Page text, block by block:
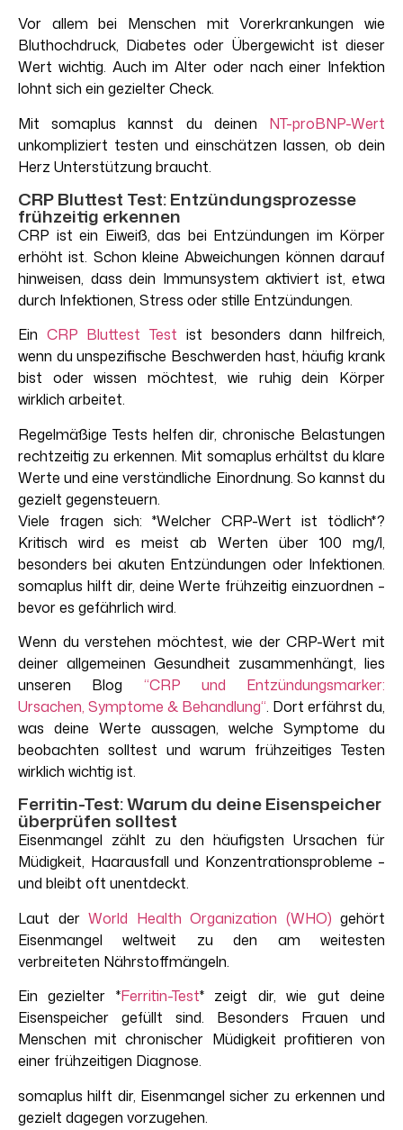
Vor allem bei Menschen mit Vorerkrankungen wie
Bluthochdruck, Diabetes oder Übergewicht ist dieser
Wert wichtig. Auch im Alter oder nach einer Infektion
lohnt sich ein gezielter Check.
Mit somaplus kannst du deinen NT-proBNP-Wert
unkompliziert testen und einschätzen lassen, ob dein
Herz Unterstützung braucht.
CRP Bluttest Test: Entzündungsprozesse
frühzeitig erkennen
CRP ist ein Eiweiß, das bei Entzündungen im Körper
erhöht ist. Schon kleine Abweichungen können darauf
hinweisen, dass dein Immunsystem aktiviert ist, etwa
durch Infektionen, Stress oder stille Entzündungen.
Ein CRP Bluttest Test ist besonders dann hilfreich,
wenn du unspezifische Beschwerden hast, häufig krank
bist oder wissen möchtest, wie ruhig dein Körper
wirklich arbeitet.
Regelmäßige Tests helfen dir, chronische Belastungen
rechtzeitig zu erkennen. Mit somaplus erhältst du klare
Werte und eine verständliche Einordnung. So kannst du
gezielt gegensteuern.
Viele fragen sich: *Welcher CRP-Wert ist tödlich*?
Kritisch wird es meist ab Werten über 100 mg/l,
besonders bei akuten Entzündungen oder Infektionen.
somaplus hilft dir, deine Werte frühzeitig einzuordnen –
bevor es gefährlich wird.
Wenn du verstehen möchtest,wie der CRP-Wertmit
deiner allgemeinen Gesundheit zusammenhängt, lies
unseren Blog “CRP und Entzündungsmarker:
Ursachen, Symptome & Behandlung“. Dort erfährst du,
was deine Werte aussagen, welche Symptome du
beobachten solltest und warum frühzeitiges Testen
wirklich wichtig ist.
Ferritin-Test: Warum du deine Eisenspeicher
überprüfen solltest
Eisenmangel zählt zu den häufigsten Ursachen für
Müdigkeit, Haarausfall und Konzentrationsprobleme –
und bleibt oft unentdeckt.
Laut der World Health Organization (WHO) gehört
Eisenmangel weltweit zu den am weitesten
verbreiteten Nährstoffmängeln.
Ein gezielter *Ferritin-Test* zeigt dir, wie gut deine
Eisenspeicher gefüllt sind. Besonders Frauen und
Menschen mit chronischer Müdigkeit profitieren von
einer frühzeitigen Diagnose.
somaplus hilft dir, Eisenmangel sicher zu erkennen und
gezielt dagegen vorzugehen.